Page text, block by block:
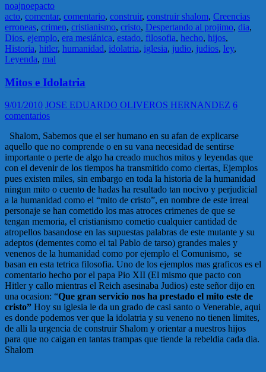
noajnoepacto
acto, comentar, comentario, construir, construir shalom, Creencias
erroneas, crimen, cristianismo, cristo, Despertando al projimo, dia,
Dios, ejemplo, era mesiánica, estado, filosofia, hecho, hijos,
Historia, hitler, humanidad, idolatria, iglesia, judio, judios, ley,
Leyenda, mal
Mitos e Idolatria
9/01/2010 JOSE EDUARDO OLIVEROS HERNANDEZ 6
comentarios
Shalom, Sabemos que el ser humano en su afan de explicarse
aquello que no comprende o en su vana necesidad de sentirse
importante o perte de algo ha creado muchos mitos y leyendas que
con el devenir de los tiempos ha transmitido como ciertas, Ejemplos
pues existen miles, sin embargo en toda la historia de la humanidad
ningun mito o cuento de hadas ha resultado tan nocivo y perjudicial
a la humanidad como el “mito de cristo”, en nombre de este irreal
personaje se han cometido los mas atroces crimenes de que se
tengan memoria, el cristianismo cometio cualquier cantidad de
atropellos basandose en las supuestas palabras de este mutante y su
adeptos (dementes como el tal Pablo de tarso) grandes males y
venenos de la humanidad como por ejemplo el Comunismo, se
basan en esta tetrica filosofia. Uno de los ejemplos mas graficos es el
comentario hecho por el papa Pio XII (El mismo que pacto con
Hitler y callo mientras el Reich asesinaba Judios) este señor dijo en
una ocasion: “Que gran servicio nos ha prestado el mito este de
cristo” Hoy su iglesia le da un grado de casi santo o Venerable, aqui
es donde podemos ver que la idolatria y su veneno no tienen limites,
de alli la urgencia de construir Shalom y orientar a nuestros hijos
para que no caigan en tantas trampas que tiende la rebeldia cada dia.
Shalom